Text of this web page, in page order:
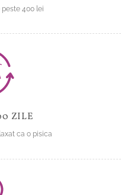
400 lei
ZILE
ca o pisica